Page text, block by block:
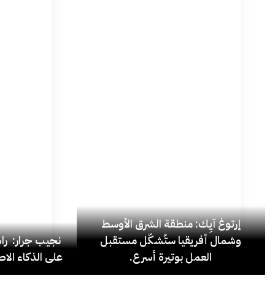
إرتوغ آيِك: منطقة الشرق الأوسط
وشمال أفريقيا ستُشكّل مستقبل
العمل بوتيرة أسرع.
نجيب جرار:
على الذكاء